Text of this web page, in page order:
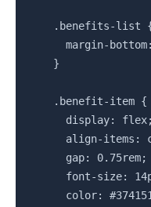
.benefits-list
margin-
    }
    .benefit-item {
      display: flex;
align-items:
      gap: 0.75rem;
font-size:
color: